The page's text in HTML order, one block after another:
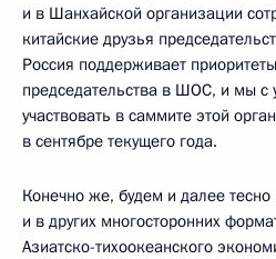
и в Шанхайской организации
китайские друзья
Россия поддерживает
председательства в ШОС, и мы с
участвовать в саммите этой
в сентябре текущего года.
Конечно же, будем и далее
и в других многосторонних
Азиатско-тихоокеанского